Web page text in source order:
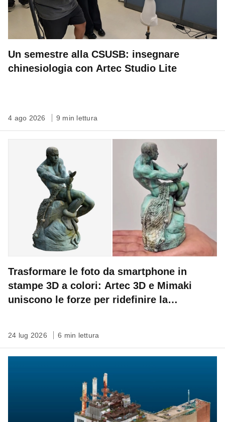
Un semestre alla CSUSB: insegnare
chinesiologia con Artec Studio Lite
4 ago 2026 9 min lettura
Trasformare le foto da smartphone in
stampe 3D a colori: Artec 3D e Mimaki
uniscono le forze per ridefinire la
24 lug 2026 6 min lettura